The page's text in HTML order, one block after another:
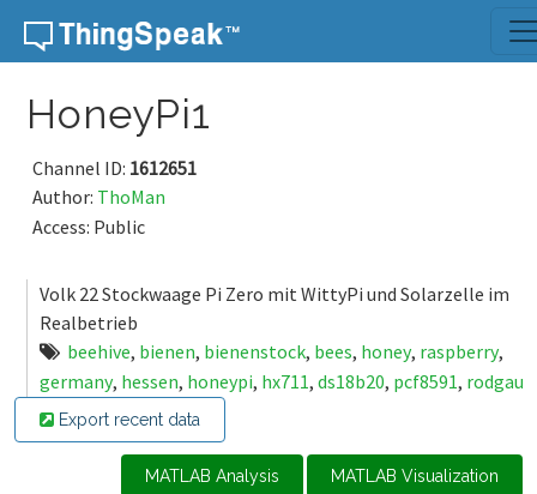
Skip to content
HoneyPi1
Channel ID: 1612651
Author: ThoMan
Access: Public
Volk 22 Stockwaage Pi Zero mit WittyPi und Solarzelle im
Realbetrieb
beehive, bienen, bienenstock, bees, honey, raspberry,
germany, hessen, honeypi, hx711, ds18b20, pcf8591, rodgau
Export recent data
MATLAB Analysis MATLAB Visualization